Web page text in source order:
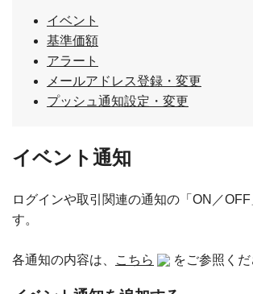
イベント
基準価額
アラート
メールアドレス登録・変更
プッシュ通知設定・変更
イベント通知
ログインや取引関連の通知の「ON／
す。
各通知の内容は、 こちら をご参照くだ